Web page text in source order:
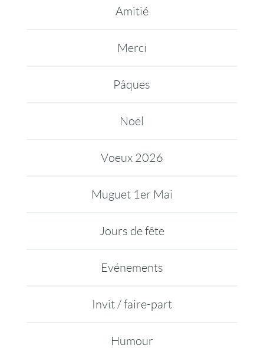
Amitié
Merci
Pâques
Noël
Voeux 2026
Muguet 1er Mai
Jours de fête
Evénements
Invit / faire-part
Humour